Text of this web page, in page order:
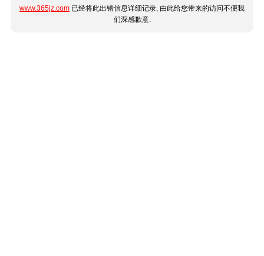
www.365jz.com 已经将此出错信息详细记录, 由此给您带来的访问不便我
们深感歉意.